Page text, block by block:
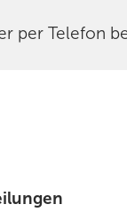
per Telefon